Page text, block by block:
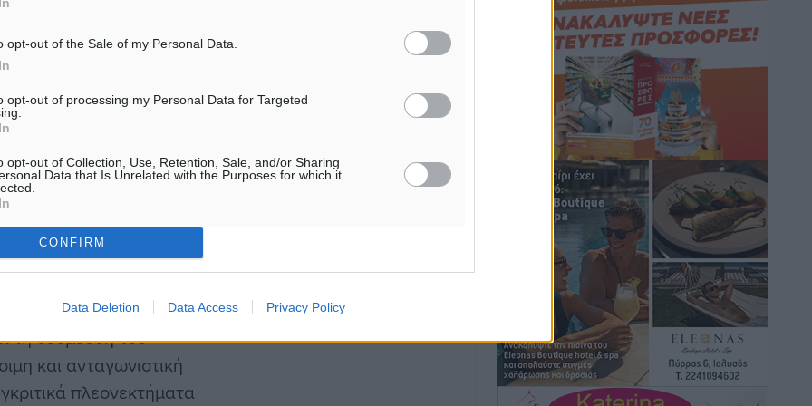
opt-out of the Sale of my Personal Data.
opt-out of processing my Personal Data for Targeted
opt-out of Collection, Use, Retention, Sale, and/or Sharing
Data that Is Unrelated with the Purposes for which it
CONFIRM
Data Deletion Data Access Privacy Policy
Προορισμών
του Εθνικού
και των αντίστοιχων
κοινού, καθώς
ήδη υποβληθεί,
επιχειρήσεων και
τη δέσμευση του
και ανταγωνιστική
πλεονεκτήματα
Πολιτιστικά• πριν 3 ώρες
Σι Τζέι Χάρις: «Να πανηγυρίσουμε
πολλές νίκες μαζί»
Αθλητικά πριν 3 ώρες
Ροδήλιος: Ο απολογισμός από το
Πανελλήνιο Πρωτάθλημα Πίστας
Αθλητικά• πριν 3 ώρες
Διαγόρας: Μετεγγραφικό ντεμαράζ
πριν 4 ώρες
Γ.Σ. Διαγόρας: Εντατική προετοιμασία
και επιστροφή Ρίζου στις Ακαδημίες
Αθλητικά• πριν 4 ώρες